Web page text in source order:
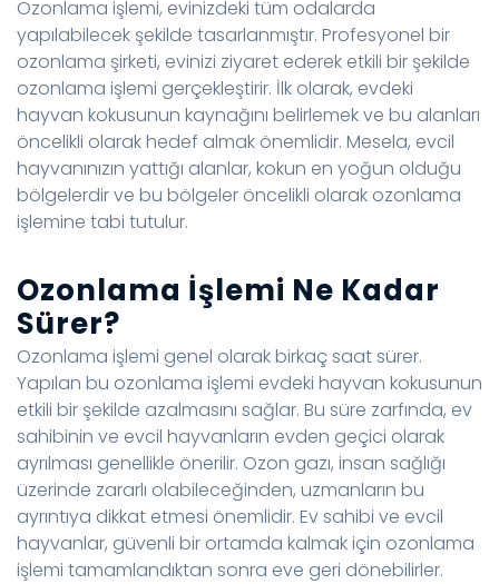
Ozonlama işlemi, evinizdeki tüm odalarda
yapılabilecek şekilde tasarlanmıştır. Profesyonel bir
ozonlama şirketi, evinizi ziyaret ederek etkili bir şekilde
ozonlama işlemi gerçekleştirir. İlk olarak, evdeki
hayvan kokusunun kaynağını belirlemek ve bu alanları
öncelikli olarak hedef almak önemlidir. Mesela, evcil
hayvanınızın yattığı alanlar, kokun en yoğun olduğu
bölgelerdir ve bu bölgeler öncelikli olarak ozonlama
işlemine tabi tutulur.
Ozonlama İşlemi Ne Kadar
Sürer?
Ozonlama işlemi genel olarak birkaç saat sürer.
Yapılan bu ozonlama işlemi evdeki hayvan kokusunun
etkili bir şekilde azalmasını sağlar. Bu süre zarfında, ev
sahibinin ve evcil hayvanların evden geçici olarak
ayrılması genellikle önerilir. Ozon gazı, insan sağlığı
üzerinde zararlı olabileceğinden, uzmanların bu
ayrıntıya dikkat etmesi önemlidir. Ev sahibi ve evcil
hayvanlar, güvenli bir ortamda kalmak için ozonlama
işlemi tamamlandıktan sonra eve geri dönebilirler.